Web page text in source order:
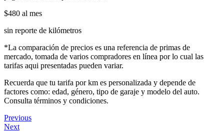
$480 al mes
sin reporte de kilómetros
*La comparación de precios es una referencia de primas de
mercado, tomada de varios compradores en línea por lo cual las
tarifas aqui presentadas pueden variar.
Recuerda que tu tarifa por km es personalizada y depende de
factores como: edad, género, tipo de garaje y modelo del auto.
Consulta términos y condiciones.
Previous
Next